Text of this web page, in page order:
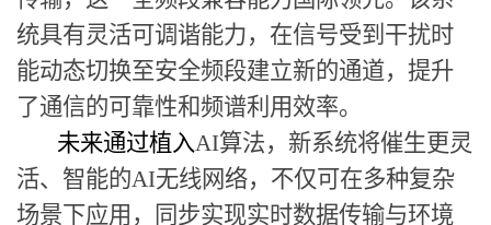
统具有灵活可调谐能力，在信号受到干扰时
能动态切换至安全频段建立新的通道，提升
了通信的可靠性和频谱利用效率。
未来通过植入AI算法，新系统将催生更灵
活、智能的AI无线网络，不仅可在多种复杂
场景下应用，同步实现实时数据传输与环境